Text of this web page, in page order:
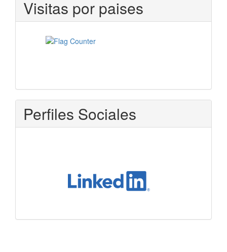
Visitas por paises
Perfiles Sociales